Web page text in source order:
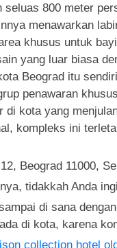
seluas 800 meter
menawarkan
khusus untuk
yang luar biasa
Beograd itu
penawaran
kota yang
kompleks ini
Beograd 11000,
tidakkah Anda
di sana
di kota, karena
collection hotel